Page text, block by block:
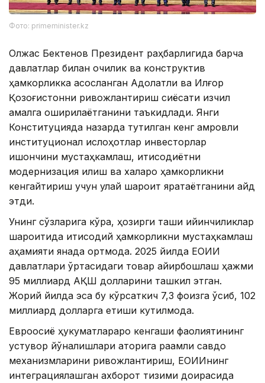
Фото: primeminister.kz
Олжас Бектенов Президент раҳбарлигида барча
давлатлар билан очиқлик ва конструктив
ҳамкорликка асосланган Адолатли ва Илғор
Қозоғистонни ривожлантириш сиёсати изчил
амалга оширилаётганини таъкидлади. Янги
Конституцияда назарда тутилган кенг қамровли
институционал ислоҳотлар инвесторлар
ишончини мустаҳкамлаш, иқтисодиётни
модернизация қилиш ва халқаро ҳамкорликни
кенгайтириш учун қулай шароит яратаётганини қайд
этди.
Унинг сўзларига кўра, ҳозирги ташқи қийинчиликлар
шароитида иқтисодий ҳамкорликни мустаҳкамлаш
аҳамияти янада ортмоқда. 2025 йилда ЕОИИ
давлатлари ўртасидаги товар айирбошлаш ҳажми
95 миллиард АҚШ долларини ташкил этган.
Жорий йилда эса бу кўрсаткич 7,3 фоизга ўсиб, 102
миллиард долларга етиши кутилмоқда.
Евроосиё ҳукуматлараро кенгаши фаолиятининг
устувор йўналишлари қаторига рақамли савдо
механизмларини ривожлантириш, ЕОИИнинг
интеграциялашган ахборот тизими доирасида